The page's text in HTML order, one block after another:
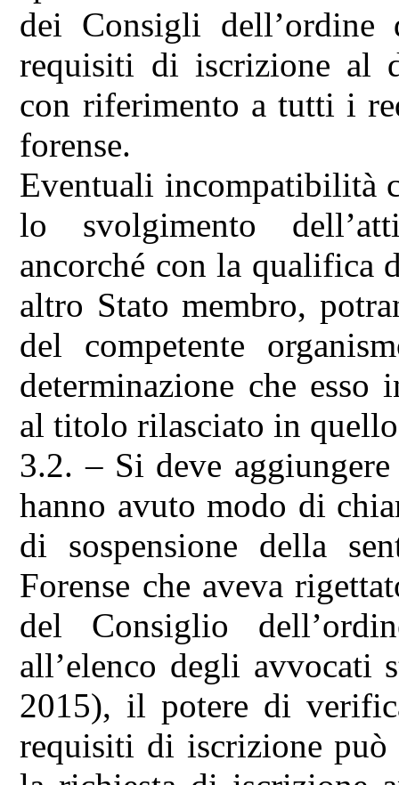
dei Consigli dell’ordine
requisiti di iscrizione al
con riferimento a tutti i
forense.
Eventuali incompatibilità
lo svolgimento
ancorché con la qualifica
altro Stato membro,
del competente
determinazione che esso
al titolo rilasciato in
3.2. – Si deve
hanno avuto modo di
di sospensione della
Forense che aveva
del Consiglio
all’elenco degli
2015), il potere di
requisiti di iscrizione